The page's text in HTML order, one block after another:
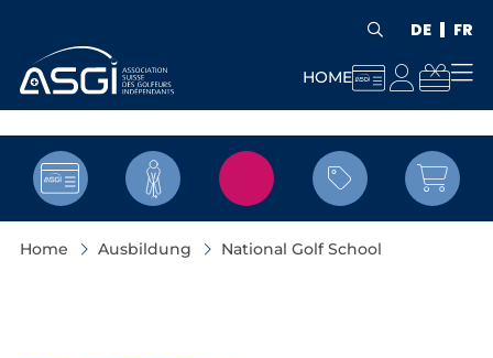
 DE FR
HOME  
 
Home Ausbildung National Golf School